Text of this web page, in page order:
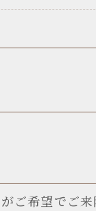
ご希望でご来